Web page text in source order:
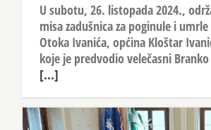
U subotu, 26. listopada 2024.,
misa zadušnica za poginule i
Otoka Ivanića, općina Kloštar
koje je predvodio velečasni
[...]